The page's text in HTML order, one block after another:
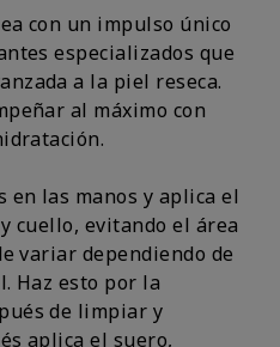
con un impulso único
especializados que
a la piel reseca.
al máximo con
en las manos y aplica el
cuello, evitando el área
variar dependiendo de
Haz esto por la
de limpiar y
aplica el suero,